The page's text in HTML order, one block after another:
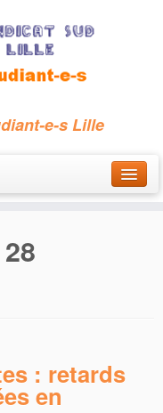
e-s Lille
Qui sommes-nous ?
28
: retards
en